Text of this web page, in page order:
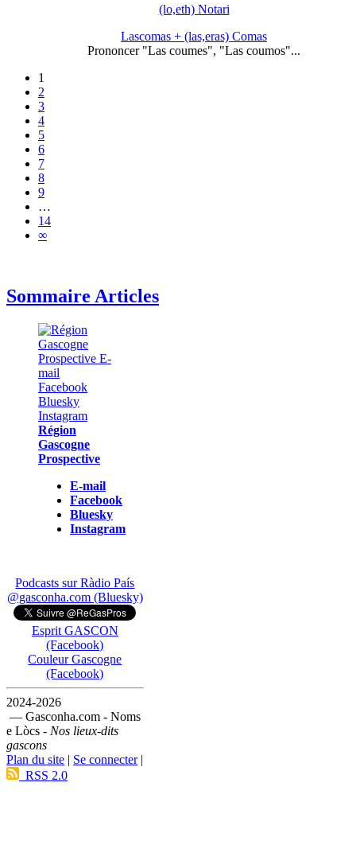
(lo,eth) Notari
Lascomas + (las,eras) Comas
Prononcer "Las coumes", "Las coumos"...
1
2
3
4
5
6
7
8
9
…
14
∞
Sommaire Articles
Région
Gascogne
Prospective
E-mail
Facebook
Bluesky
Instagram
Podcasts sur Ràdio País
@gasconha.com (Bluesky)
Esprit GASCON
(Facebook)
Couleur Gascogne
(Facebook)
2024-2026
— Gasconha.com - Noms
e Lòcs - Nos lieux-dits
gascons
Plan du site | Se connecter|
RSS 2.0